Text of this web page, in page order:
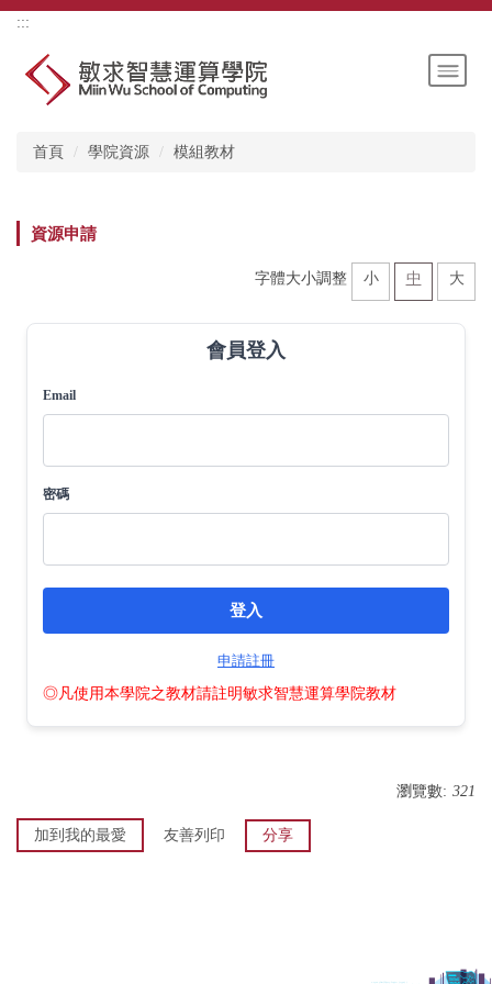
跳:::
首頁 學院資源 模組教材
資源申請
字體大小調整 小 中 大
會員登入
Email
密碼
登入
申請註冊
◎凡使用本學院之教材請註明敏求智慧運算學院教材
瀏覽數: 321
加到我的最愛 友善列印 分享